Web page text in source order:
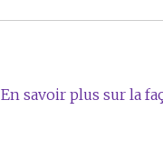
En savoir plus sur la